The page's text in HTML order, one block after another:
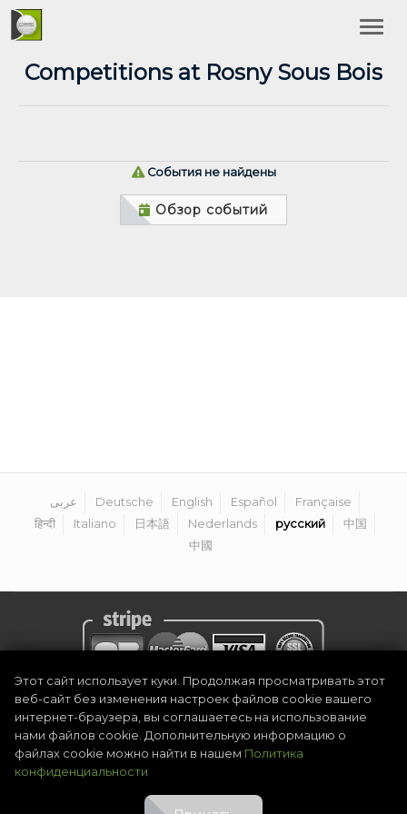
Competitions at Rosny Sous Bois
События не найдены
Обзор событий
عربى Deutsche English Español
Française
हिन्दी
Italiano 日本語 Nederlands русский
中国
中國
Этот сайт использует куки. Продолжая просматривать этот
веб-сайт без изменения настроек файлов cookie вашего
интернет-браузера, вы соглашаетесь на использование
нами файлов cookie. Дополнительную информацию о
файлах cookie можно найти в нашем Политика
конфиденциальности
Политика конфиденциальности Официальное уведомление
Сроки и условия | Стать организатором | Контакт
©2026 Golf Competitions @DigitalEventSystem